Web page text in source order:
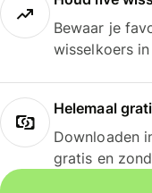
Bewaar je
wisselkoers
Helemaal
Downloaden
gratis en